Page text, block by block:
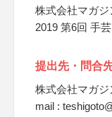
株式会社マガジ
2019 第6回 手
提出先・問合
株式会社マガ
mail :